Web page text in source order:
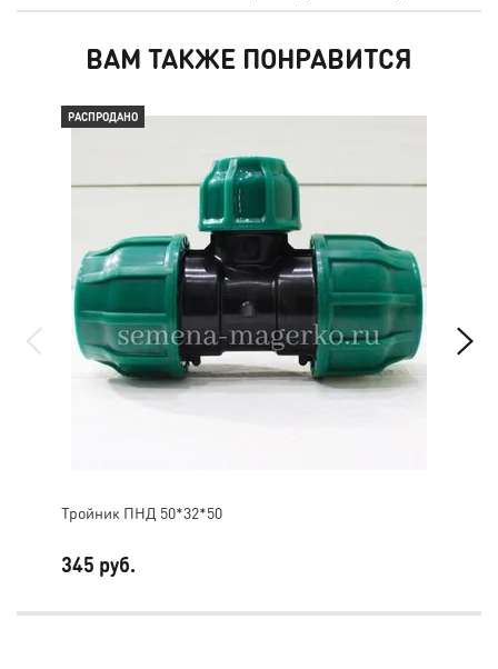
ВАМ ТАКЖЕ ПОНРАВИТСЯ
РАСПРОДАНО
Тройник ПНД 50*32*50
345 руб.